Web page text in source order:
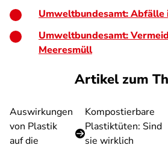
Umweltbundesamt: Abfälle
Umweltbundesamt:
Meeresmüll
Artikel zum
Auswirkungen
von Plastik
auf die
Kompostierbare
Plastiktüten: Sind
sie wirklich